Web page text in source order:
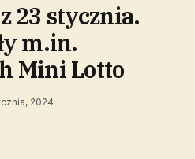
23 stycznia.
m.in.
Mini Lotto
2024